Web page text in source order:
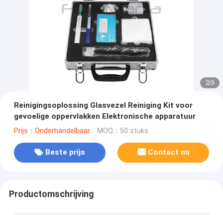
2/3
Reinigingsoplossing Glasvezel Reiniging Kit voor
gevoelige oppervlakken Elektronische apparatuur
Prijs：Onderhandelbaar MOQ：50 stuks
Beste prijs Contact nu
Productomschrijving